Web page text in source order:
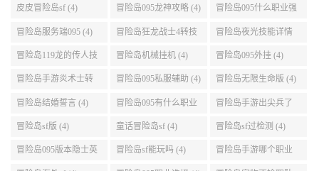
升级路线 (5)
冒险岛满攻速 (5) 冒险岛095唤灵斗师技
能介绍 (5)
冒险岛装备掉落 (5)
冒险岛2国服法师加点
(5)
冒险岛暗影双刀四转
任务 (5)
冒险岛船长能力值加
点 (5)
冒险岛095哪个职业强
势 (5)
冒险岛双刀095技能加
点 (5)
冒险岛095刷钱地图 (5)
冒险岛英雄吧 (5) 冒险岛2在海水中钓鱼
(5)
冒险岛 下载 (5)
fc冒险岛2安卓 (5) 冒险岛恶魔猎手v5加
点 (5)
冒险岛079时间神殿
999任务 (5)
冒险岛手游sf版苹果
(5)
冒险岛手游刷金币 (5) 冒险岛双弩精灵键盘
设置 (5)
皮皮冒险岛sf (4) 冒险岛095龙神攻略 (4) 冒险岛095什么职业强